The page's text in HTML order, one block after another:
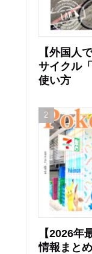
【外国人
サイクル
使い方
【2026年
情報まと